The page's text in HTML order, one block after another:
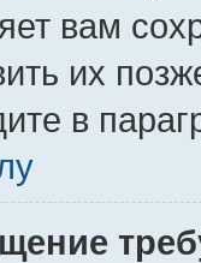
вам
их
в